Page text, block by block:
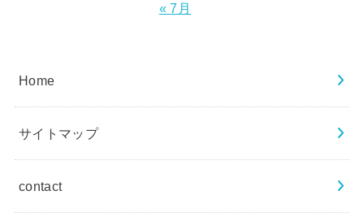
« 7月
Home
サイトマップ
contact